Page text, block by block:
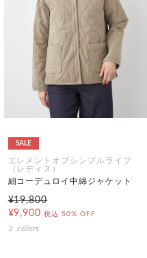
SALE
エレメントオブシンプルライフ
（レディス）
細コーデュロイ中綿ジャケット
¥19,800
¥9,900 税込 50% OFF
2 colors